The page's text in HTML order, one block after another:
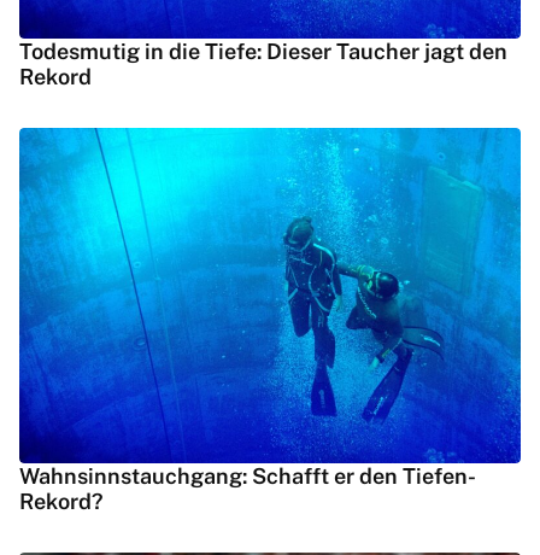
Todesmutig in die Tiefe: Dieser Taucher jagt den
Rekord
Wahnsinnstauchgang: Schafft er den Tiefen-
Rekord?